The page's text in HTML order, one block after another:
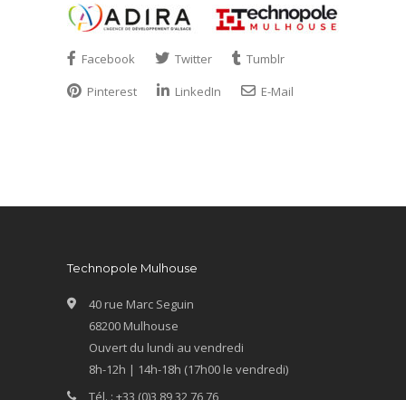
Facebook Twitter
Tumblr
Pinterest
LinkedIn E-Mail
Technopole Mulhouse
40 rue Marc Seguin
68200 Mulhouse
Ouvert du lundi au vendredi
8h-12h | 14h-18h (17h00 le vendredi)
Tél. : +33 (0)3 89 32 76 76